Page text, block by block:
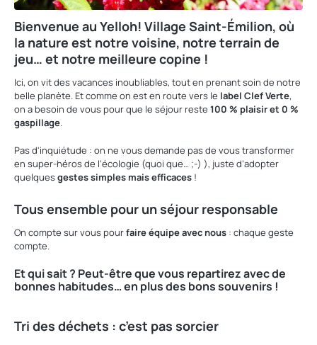
Bienvenue au Yelloh! Village Saint-Émilion, où
la nature est notre voisine, notre terrain de
jeu… et notre meilleure copine !
Ici, on vit des vacances inoubliables, tout en prenant soin de notre
belle planète. Et comme on est en route vers le label Clef Verte,
on a besoin de vous pour que le séjour reste 100 % plaisir et 0 %
gaspillage.
Pas d'inquiétude : on ne vous demande pas de vous transformer
en super-héros de l’écologie (quoi que… ;-) ), juste d’adopter
quelquesgestes simples mais efficaces !
Tous ensemble pour un séjour responsable
On compte sur vous pourfaire équipe avec nous : chaque geste
compte.
Et qui sait ? Peut-être que vous repartirez avec de
bonnes habitudes… en plus des bons souvenirs !
Tri des déchets : c’est pas sorcier